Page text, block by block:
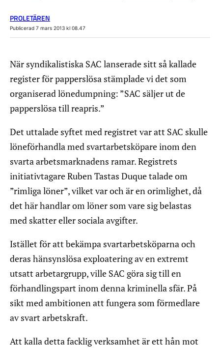
PROLETÄREN
Publicerad 7 mars 2013 kl 08.47
När syndikalistiska SAC lanserade sitt så kallade
register för papperslösa stämplade vi det som
organiserad lönedumpning: ”SAC säljer ut de
papperslösa till reapris.”
Det uttalade syftet med registret var att SAC skulle
löneförhandla med svartarbetsköpare inom den
svarta arbetsmarknadens ramar. Registrets
initiativtagare Ruben Tastas Duque talade om
”rimliga löner”, vilket var och är en orimlighet, då
det här handlar om löner som vare sig belastas
med skatter eller sociala avgifter.
Istället för att bekämpa svartarbetsköparna och
deras hänsynslösa exploatering av en extremt
utsatt arbetargrupp, ville SAC göra sig till en
förhandlingspart inom denna kriminella sfär. På
sikt med ambitionen att fungera som förmedlare
av svart arbetskraft.
Att kalla detta facklig verksamhet är ett hån mot